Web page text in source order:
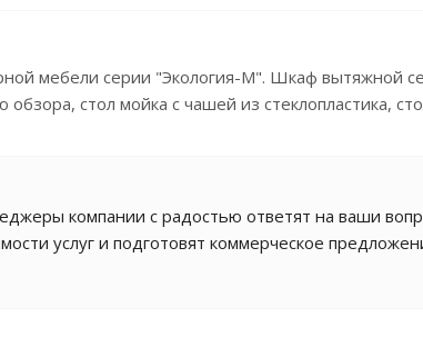
мебели серии "Экология-М". Шкаф вытяжной
обзора, стол мойка с чашей из стеклопластика,
компании с радостью ответят на ваши
услуг и подготовят коммерческое